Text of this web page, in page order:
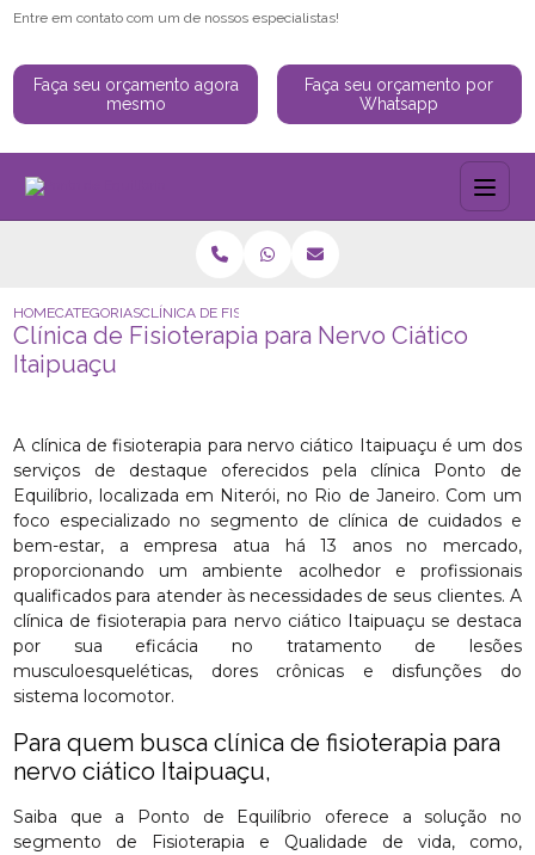
Entre em contato com um de nossos especialistas!
Faça seu orçamento agora
mesmo
Faça seu orçamento por
Whatsapp
HOMECATEGORIASCLÍNICA DE FISIOTERAPIA PARA NERVO CIÁTICO ITAIPUAÇU
Clínica de Fisioterapia para Nervo Ciático
Itaipuaçu
A clínica de fisioterapia para nervo ciático Itaipuaçu é um dos
serviços de destaque oferecidos pela clínica Ponto de
Equilíbrio, localizada em Niterói, no Rio de Janeiro. Com um
foco especializado no segmento de clínica de cuidados e
bem-estar, a empresa atua há 13 anos no mercado,
proporcionando um ambiente acolhedor e profissionais
qualificados para atender às necessidades de seus clientes. A
clínica de fisioterapia para nervo ciático Itaipuaçu se destaca
por sua eficácia no tratamento de lesões
musculoesqueléticas, dores crônicas e disfunções do
sistema locomotor.
Para quem busca clínica de fisioterapia para
nervo ciático Itaipuaçu,
Saiba que a Ponto de Equilíbrio oferece a solução no
segmento de Fisioterapia e Qualidade de vida, como,